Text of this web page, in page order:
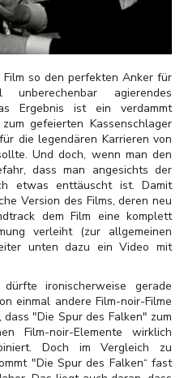
so den perfekten Anker für
agierendes
Ergebnis ist ein verdammt
gefeierten Kassenschlager
die legendären Karrieren von
Und doch, wenn man den
dass man angesichts der
etwas enttäuscht ist. Damit
Version des Films, deren neu
dem Film eine komplett
verleiht (zur allgemeinen
unten dazu ein Video mit
ironischerweise gerade
einmal andere Film-noir-Filme
"Die Spur des Falken" zum
Film-noir-Elemente wirklich
Doch im Vergleich zu
"Die Spur des Falken“ fast